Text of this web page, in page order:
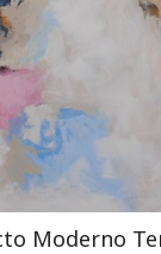
Moderno